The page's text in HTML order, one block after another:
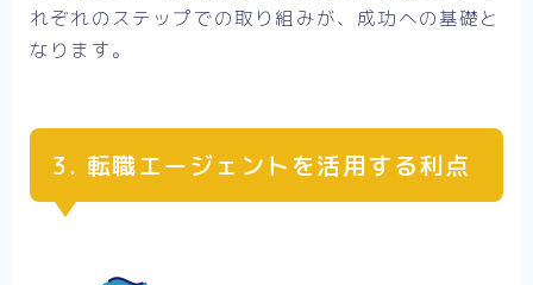
れぞれのステップでの取り組みが、成功への基礎と
なります。
3. 転職エージェントを活用する利点